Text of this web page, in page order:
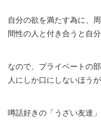
自分の欲を満たす為に、
間性の人と付き合うと自
なので、プライベートの
人にしか口にしないほう
噂話好きの「うざい友達